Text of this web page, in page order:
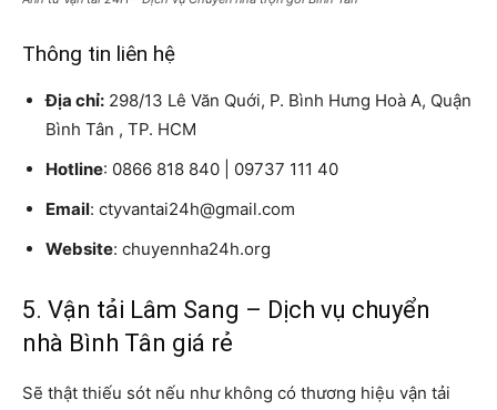
Thông tin liên hệ
Địa chỉ: 298/13 Lê Văn Quới, P. Bình Hưng Hoà A, Quận
Bình Tân , TP. HCM
Hotline: 0866 818 840 | 09737 111 40
Email: ctyvantai24h@gmail.com
Website: chuyennha24h.org
5. Vận tải Lâm Sang – Dịch vụ chuyển
nhà Bình Tân giá rẻ
Sẽ thật thiếu sót nếu như không có thương hiệu vận tải